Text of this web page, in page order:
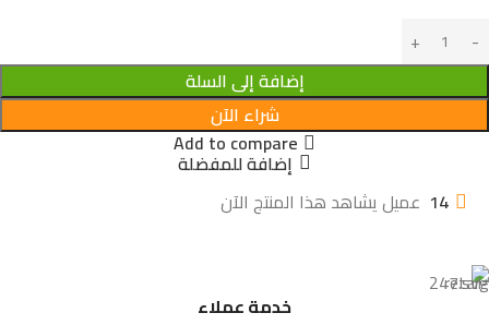
إضافة إلى السلة
شراء الآن
Add to compare
إضافة للمفضلة
14 عميل يشاهد هذا المنتج الآن
خدمة عملاء